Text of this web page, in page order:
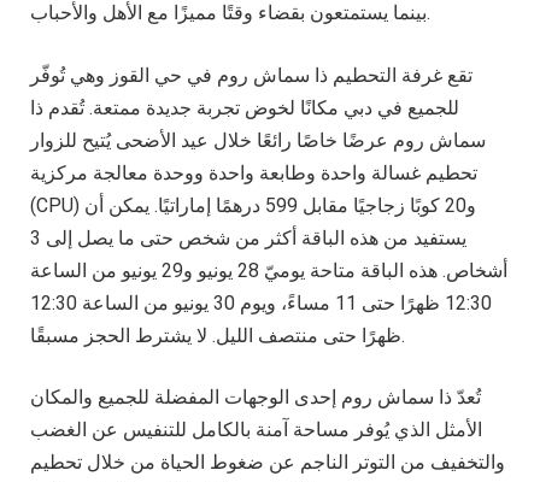
بينما يستمتعون بقضاء وقتًا مميزًا مع الأهل والأحباب.
تقع غرفة التحطيم ذا سماش روم في حي القوز وهي تُوفّر
للجميع في دبي مكانًا لخوض تجربة جديدة ممتعة. تُقدم ذا
سماش روم عرضًا خاصًا رائعًا خلال عيد الأضحى يُتيح للزوار
تحطيم غسالة واحدة وطابعة واحدة ووحدة معالجة مركزية
(CPU) و20 كوبًا زجاجيًا مقابل 599 درهمًا إماراتيًا. يمكن أن
يستفيد من هذه الباقة أكثر من شخص حتى ما يصل إلى 3
أشخاص. هذه الباقة متاحة يوميّ 28 يونيو و29 يونيو من الساعة
12:30 ظهرًا حتى 11 مساءً، ويوم 30 يونيو من الساعة 12:30
ظهرًا حتى منتصف الليل. لا يشترط الحجز مسبقًا.
تُعدّ ذا سماش روم إحدى الوجهات المفضلة للجميع والمكان
الأمثل الذي يُوفر مساحة آمنة بالكامل للتنفيس عن الغضب
والتخفيف من التوتر الناجم عن ضغوط الحياة من خلال تحطيم